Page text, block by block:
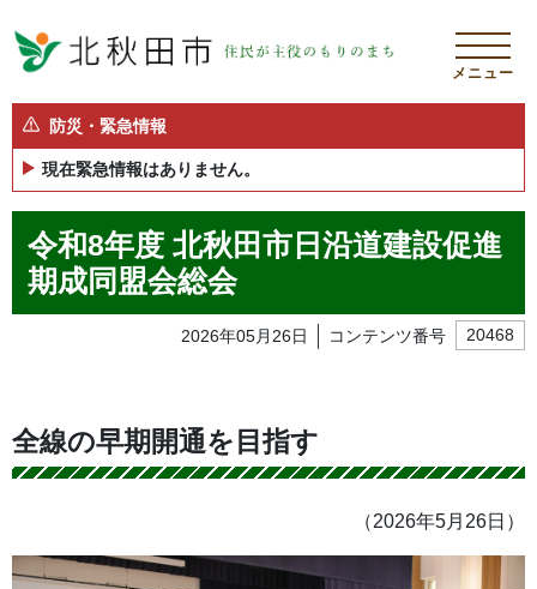
メニュー
防災・緊急情報
現在緊急情報はありません。
令和8年度 北秋田市日沿道建設促進
期成同盟会総会
2026年05月26日 コンテンツ番号 20468
全線の早期開通を目指す
（2026年5月26日）